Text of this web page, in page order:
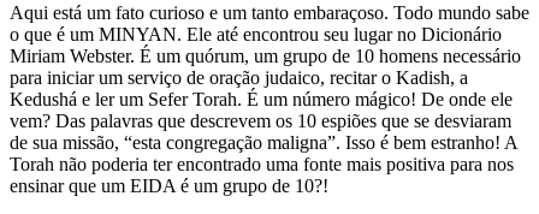
Aqui está um fato curioso e um tanto embaraçoso. Todo mundo sabe
o que é um MINYAN. Ele até encontrou seu lugar no Dicionário
Miriam Webster. É um quórum, um grupo de 10 homens necessário
para iniciar um serviço de oração judaico, recitar o Kadish, a
Kedushá e ler um Sefer Torah. É um número mágico! De onde ele
vem? Das palavras que descrevem os 10 espiões que se desviaram
de sua missão, “esta congregação maligna”. Isso é bem estranho! A
Torah não poderia ter encontrado uma fonte mais positiva para nos
ensinar que um EIDA é um grupo de 10?!